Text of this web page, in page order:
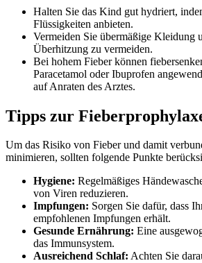
Halten Sie das Kind gut hydriert,
Flüssigkeiten anbieten.
Vermeiden Sie übermäßige Kleidung
Überhitzung zu vermeiden.
Bei hohem Fieber können
Paracetamol oder Ibuprofen
auf Anraten des Arztes.
Tipps zur
Um das Risiko von Fieber und damit
minimieren, sollten folgende Punkte
Hygiene: Regelmäßiges
von Viren reduzieren.
Impfungen: Sorgen Sie dafür, dass
empfohlenen Impfungen erhält.
Gesunde Ernährung: Eine
das Immunsystem.
Ausreichend Schlaf: Achten Sie